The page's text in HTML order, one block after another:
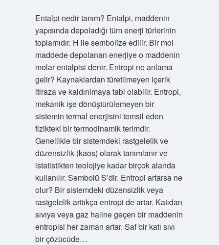
Entalpi nedir tanım? Entalpi, maddenin
yapısında depoladığı tüm enerji türlerinin
toplamıdır. H ile sembolize edilir. Bir mol
maddede depolanan enerjiye o maddenin
molar entalpisi denir. Entropi ne anlama
gelir? Kaynaklardan türetilmeyen içerik
itiraza ve kaldırılmaya tabi olabilir. Entropi,
mekanik işe dönüştürülemeyen bir
sistemin termal enerjisini temsil eden
fizikteki bir termodinamik terimdir.
Genellikle bir sistemdeki rastgelelik ve
düzensizlik (kaos) olarak tanımlanır ve
istatistikten teolojiye kadar birçok alanda
kullanılır. Sembolü S’dir. Entropi artarsa ne
olur? Bir sistemdeki düzensizlik veya
rastgelelik arttıkça entropi de artar. Katıdan
sıvıya veya gaz haline geçen bir maddenin
entropisi her zaman artar. Saf bir katı sıvı
bir çözücüde…